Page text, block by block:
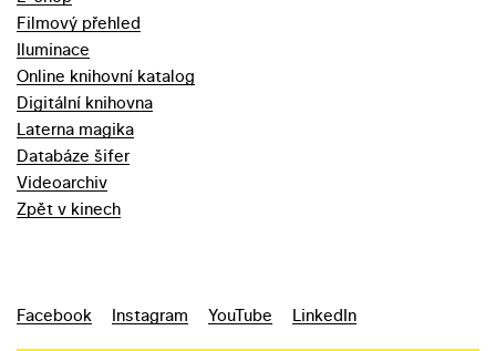
Filmový přehled
Iluminace
Online knihovní katalog
Digitální knihovna
Laterna magika
Databáze šifer
Videoarchiv
Zpět v kinech
Facebook Instagram YouTube LinkedIn